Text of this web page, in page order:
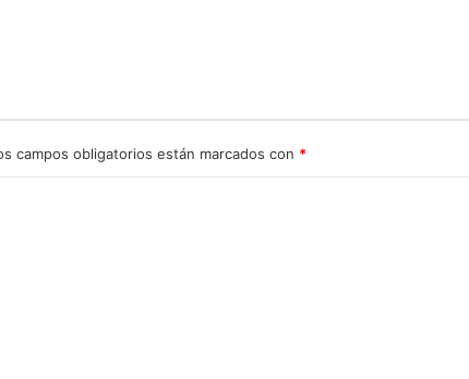
campos obligatorios están marcados con *